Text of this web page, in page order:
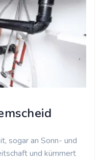
sogar an Sonn- und
und kümmert